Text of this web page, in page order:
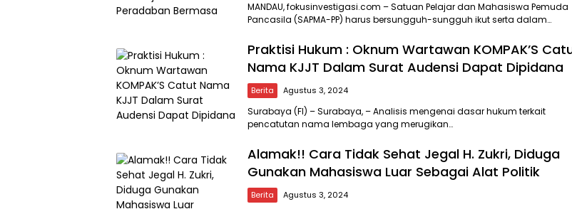
MANDAU, fokusinvestigasi.com – Satuan Pelajar dan Mahasiswa Pemuda
Pancasila (SAPMA-PP) harus bersungguh-sungguh ikut serta dalam…
Praktisi Hukum : Oknum Wartawan KOMPAK’S
Nama KJJT Dalam Surat Audensi Dapat Dipidana
Berita Agustus 3, 2024
Surabaya (FI) – Surabaya, – Analisis mengenai dasar hukum terkait
pencatutan nama lembaga yang merugikan…
Alamak!! Cara Tidak Sehat Jegal H. Zukri, Diduga
Gunakan Mahasiswa Luar Sebagai Alat Politik
Berita Agustus 3, 2024